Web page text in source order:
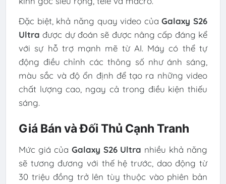
Đặc biệt, khả năng quay video củaGalaxy S26
Ultra được dự đoán sẽ được nâng cấp đáng kể
với sự hỗ trợ mạnh mẽ từ AI. Máy có thể tự
động điều chỉnh các thông số như ánh sáng,
màu sắc và độ ổn định để tạo ra những video
chất lượng cao, ngay cả trong điều kiện thiếu
sáng.
Giá Bán và Đối Thủ Cạnh Tranh
Mức giá của Galaxy S26 Ultra nhiều khả năng
sẽ tương đương với thế hệ trước, dao động từ
30 triệu đồng trở lên tùy thuộc vào phiên bản